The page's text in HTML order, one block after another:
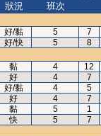
狀況
班次
好/黏 5
7
好/快 5
8
黏 4
12
好 4
7
好/黏 4
5
好 4
7
黏 5
1
快 5
7